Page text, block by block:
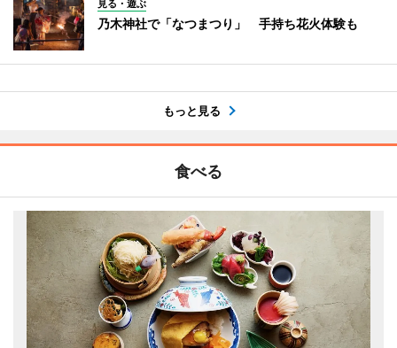
見る・遊ぶ
乃木神社で「なつまつり」 手持ち花火体験も
もっと見る
食べる